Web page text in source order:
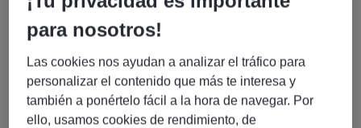
en España y presencia internacional en 54 países.
En Experis buscamos un/a
Custom Software Engineer
para nosotros!
Las cookies nos ayudan a analizar el tráfico para
personalizar el contenido que más te interesa y
también a ponértelo fácil a la hora de navegar. Por
ello, usamos cookies de rendimiento, de